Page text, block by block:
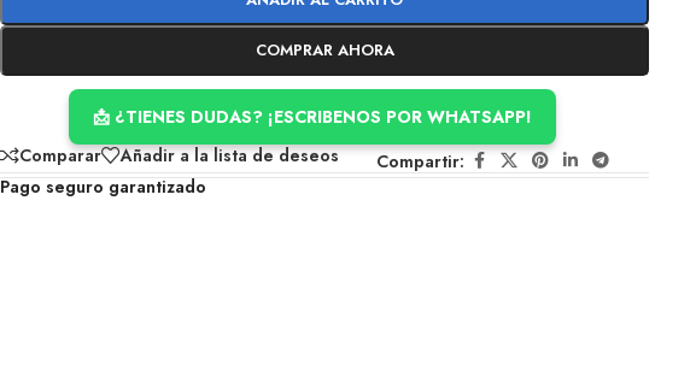
COMPRAR AHORA
📩 ¿TIENES DUDAS? ¡ESCRIBENOS POR WHATSAPP!
Comparar
Añadir a la lista de deseos
Compartir:
Pago seguro garantizado